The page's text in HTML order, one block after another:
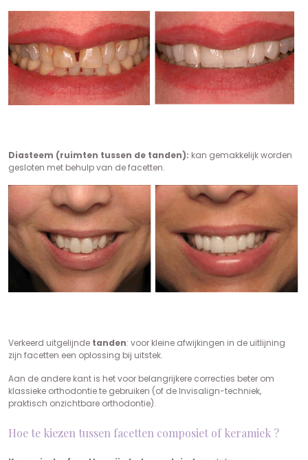
Diasteem (ruimten tussen de tanden): kan gemakkelijk worden
gesloten met behulp van de facetten.
Verkeerd uitgelijnde tanden: voor kleine afwijkingen in de uitlijning
zijn facetten een oplossing bij uitstek.
Aan de andere kant is het voor belangrijkere correcties beter om
klassieke orthodontie te gebruiken (of de Invisalign-techniek,
praktisch onzichtbare orthodontie).
Hoe te kiezen tussen facetten composiet of keramiek ?